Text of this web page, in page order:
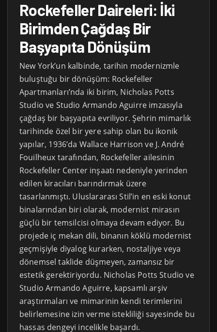
Rockefeller Daireleri: İki
Birimden Çağdaş Bir
Başyapıta Dönüşüm
New York’un kalbinde, tarihin modernizmle
buluştuğu bir dönüşüm: Rockefeller
Apartmanları’nda iki birim, Nicholas Potts
Studio ve Studio Armando Aguirre imzasıyla
çağdaş bir başyapıta evriliyor. Şehrin mimarlık
tarihinde özel bir yere sahip olan bu ikonik
yapılar, 1936’da Wallace Harrison ve J. André
Fouilheux tarafından, Rockefeller ailesinin
Rockefeller Center inşaatı nedeniyle yerinden
edilen kiracıları barındırmak üzere
tasarlanmıştı. Uluslararası Stil’in en eski konut
binalarından biri olarak, modernist mirasın
güçlü bir temsilcisi olmaya devam ediyor. Bu
projede iç mekan dili, binanın köklü modernist
geçmişiyle diyalog kurarken, nostaljiye veya
dönemsel taklide düşmeyen, zamansız bir
estetik gerektiriyordu. Nicholas Potts Studio ve
Studio Armando Aguirre, kapsamlı arşiv
araştırmaları ve mimarinin kendi terimlerini
belirlemesine izin verme istekliliği sayesinde bu
hassas dengeyi incelikle başardı.